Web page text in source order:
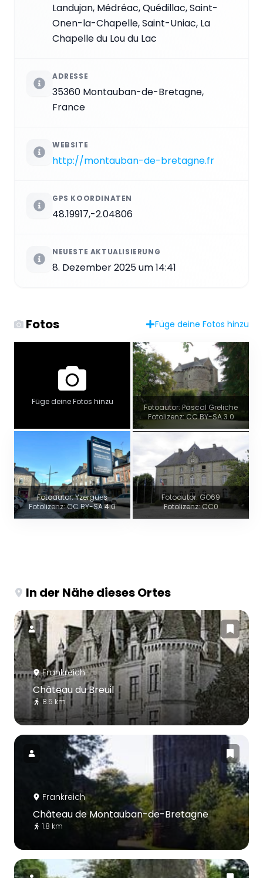
Landujan, Médréac, Quédillac, Saint-
Onen-la-Chapelle, Saint-Uniac, La
Chapelle du Lou du Lac
ADRESSE
35360 Montauban-de-Bretagne,
France
WEBSITE
http://montauban-de-bretagne.fr
GPS KOORDINATEN
48.19917,-2.04806
NEUESTE AKTUALISIERUNG
8. Dezember 2025 um 14:41
Fotos Füge deine Fotos hinzu
Füge deine Fotos hinzu
Fotoautor: Pascal Greliche
Fotolizenz: CC BY-SA 3.0
Fotoautor: Yzergues
Fotolizenz: CC BY-SA 4.0
Fotoautor: GO69
Fotolizenz: CC0
In der Nähe dieses Ortes
Frankreich
Château du Breuil
8.5 km
Frankreich
Château de Montauban-de-Bretagne
1.8 km